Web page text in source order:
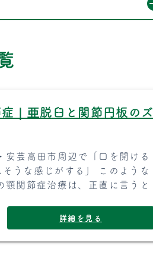
｜亜脱臼と関節円板のズ
芸高田市周辺で「口を開ける
うな感じがする」 このような
関節症治療は、正直に言うと
詳細を見る